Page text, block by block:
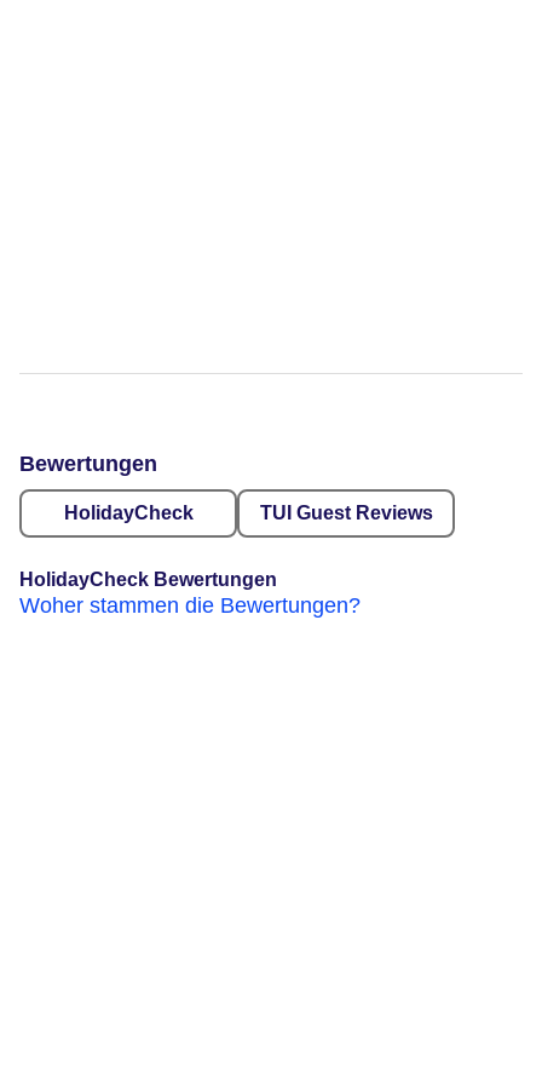
Bewertungen
HolidayCheck TUI Guest Reviews
HolidayCheck Bewertungen
Woher stammen die Bewertungen?